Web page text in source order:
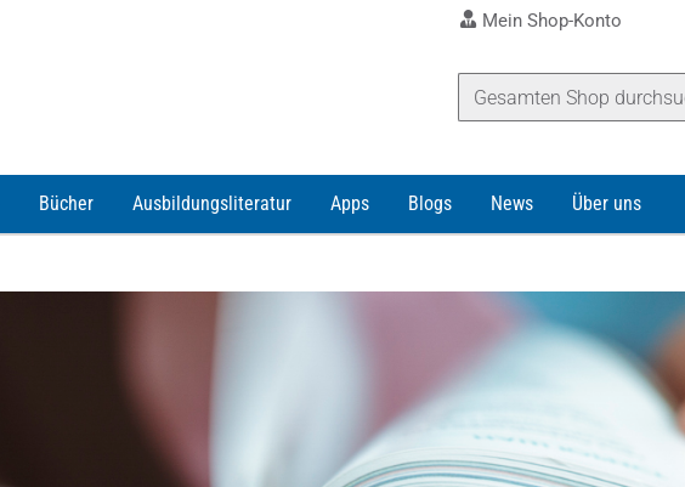
Mein Shop-Konto
Bücher Ausbildungsliteratur Apps Blogs News Über uns